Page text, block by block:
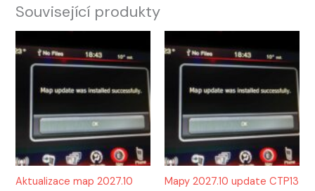
Související produkty
Aktualizace map 2027.10
Mapy 2027.10 update CTP13